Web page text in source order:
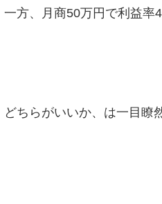
一方、月商50万円で利益率
どちらがいいか、は一目瞭